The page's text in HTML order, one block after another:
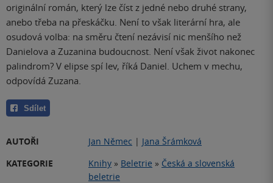
originální román, který lze číst z jedné nebo druhé strany,
anebo třeba na přeskáčku. Není to však literární hra, ale
osudová volba: na směru čtení nezávisí nic menšího než
Danielova a Zuzanina budoucnost. Není však život nakonec
palindrom? V elipse spí lev, říká Daniel. Uchem v mechu,
odpovídá Zuzana.
Sdílet
AUTOŘI Jan Němec | Jana Šrámková
KATEGORIE
Knihy » Beletrie » Česká a slovenská
beletrie